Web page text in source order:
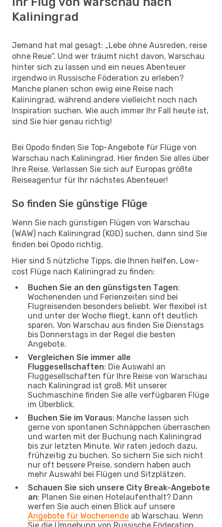
Kaliningrad
Jemand hat mal gesagt: „Lebe ohne Ausreden, reise
ohne Reue“. Und wer träumt nicht davon, Warschau
hinter sich zu lassen und ein neues Abenteuer
irgendwo in Russische Föderation zu erleben?
Manche planen schon ewig eine Reise nach
Kaliningrad, während andere vielleicht noch nach
Inspiration suchen. Wie auch immer Ihr Fall heute ist,
sind Sie hier genau richtig!
Bei Opodo finden Sie Top-Angebote für Flüge von
Warschau nach Kaliningrad. Hier finden Sie alles über
Ihre Reise. Verlassen Sie sich auf Europas größte
Reiseagentur für Ihr nächstes Abenteuer!
So finden Sie günstige Flüge
Wenn Sie nach günstigen Flügen von Warschau
(WAW) nach Kaliningrad (KGD) suchen, dann sind Sie
finden bei Opodo richtig.
Hier sind 5 nützliche Tipps, die Ihnen helfen, Low-
cost Flüge nach Kaliningrad zu finden:
Buchen Sie an den günstigsten Tagen:
Wochenenden und Ferienzeiten sind bei
Flugreisenden besonders beliebt. Wer flexibel ist
und unter der Woche fliegt, kann oft deutlich
sparen. Von Warschau aus finden Sie Dienstags
bis Donnerstags in der Regel die besten
Angebote.
Vergleichen Sie immer alle
Fluggesellschaften: Die Auswahl an
Fluggesellschaften für Ihre Reise von Warschau
nach Kaliningrad ist groß. Mit unserer
Suchmaschine finden Sie alle verfügbaren Flüge
im Überblick.
Buchen Sie im Voraus: Manche lassen sich
gerne von spontanen Schnäppchen überraschen
und warten mit der Buchung nach Kaliningrad
bis zur letzten Minute. Wir raten jedoch dazu,
frühzeitig zu buchen. So sichern Sie sich nicht
nur oft bessere Preise, sondern haben auch
mehr Auswahl bei Flügen und Sitzplätzen.
Schauen Sie sich unsere City Break-Angebote
an: Planen Sie einen Hotelaufenthalt? Dann
werfen Sie auch einen Blick auf unsere
Angebote für Wochenende ab Warschau. Wenn